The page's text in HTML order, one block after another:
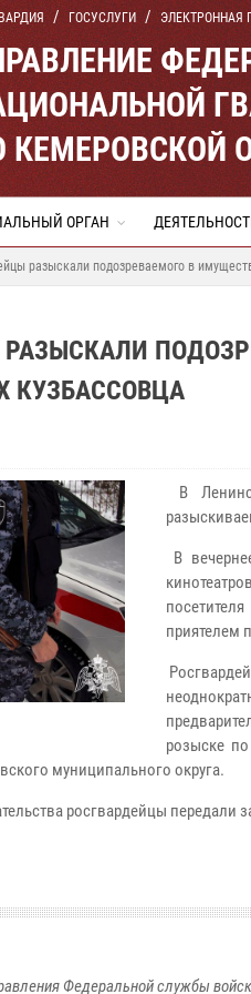
ГОСУСЛУГИ ЭЛЕКТРОННАЯ
КЕМЕРОВСКОЙ
ОРГАН
разыскали подозреваемого в
КУЗБАССОВЦА
В
В
приятелем
розыске
муниципального округа.
росгвардейцы передали
Федеральной службы